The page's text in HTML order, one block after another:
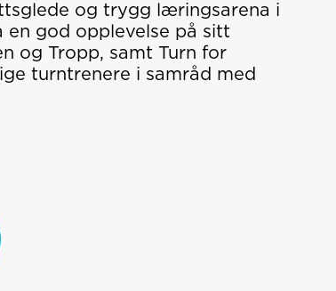
og trygg læringsarena i
en god opplevelse på sitt
og Tropp, samt Turn for
turntrenere i samråd med